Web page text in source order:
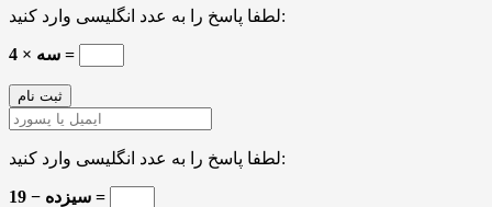
لطفا پاسخ را به عدد انگلیسی وارد کنید:
4 × سه =
لطفا پاسخ را به عدد انگلیسی وارد کنید:
19 − سیزده =